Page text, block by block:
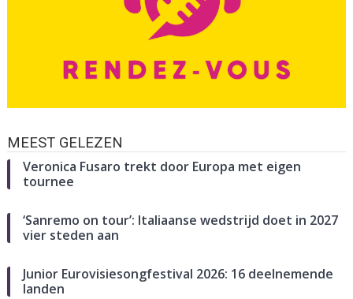
MEEST GELEZEN
Veronica Fusaro trekt door Europa met eigen
tournee
‘Sanremo on tour’: Italiaanse wedstrijd doet in 2027
vier steden aan
Junior Eurovisiesongfestival 2026: 16 deelnemende
landen